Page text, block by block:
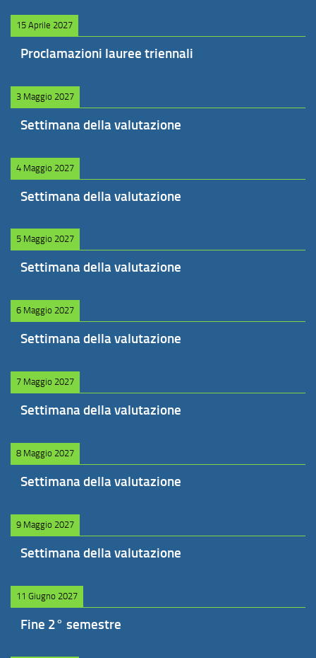
15 Aprile 2027
Proclamazioni lauree triennali
3 Maggio 2027
Settimana della valutazione
4 Maggio 2027
Settimana della valutazione
5 Maggio 2027
Settimana della valutazione
6 Maggio 2027
Settimana della valutazione
7 Maggio 2027
Settimana della valutazione
8 Maggio 2027
Settimana della valutazione
9 Maggio 2027
Settimana della valutazione
11 Giugno 2027
Fine 2° semestre